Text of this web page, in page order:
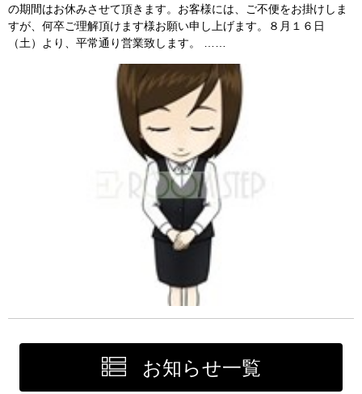
の期間はお休みさせて頂きます。お客様には、ご不便をお掛けしま
すが、何卒ご理解頂けます様お願い申し上げます。８月１６日
（土）より、平常通り営業致します。 ……
お知らせ一覧